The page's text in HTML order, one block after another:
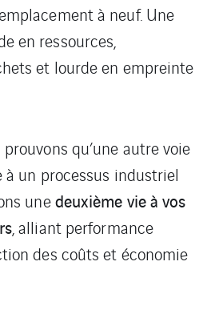
à neuf. Une
en ressources,
et lourde en empreinte
qu’une autre voie
à un processus industriel
unedeuxième vie à vos
, alliant performance
des coûts et économie